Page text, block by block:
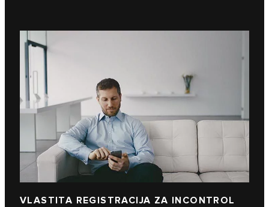
VLASTITA REGISTRACIJA ZA INCONTROL